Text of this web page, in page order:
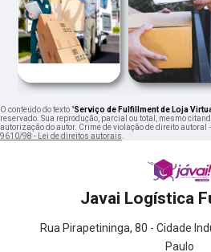
‹
O conteúdo do texto "Serviço de Fulfillment de Loja
reservado. Sua reprodução, parcial ou total, mesmo
autorização do autor. Crime de violação de direito autoral
9610/98 - Lei de direitos autorais
Javai Logística
Rua Pirapetininga, 80 - Cidade
Paulo